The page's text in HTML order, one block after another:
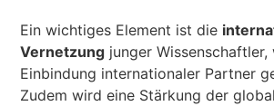
Ein wichtiges Element ist die
Vernetzung junger
Einbindung internationaler Partner
Zudem wird eine Stärkung der